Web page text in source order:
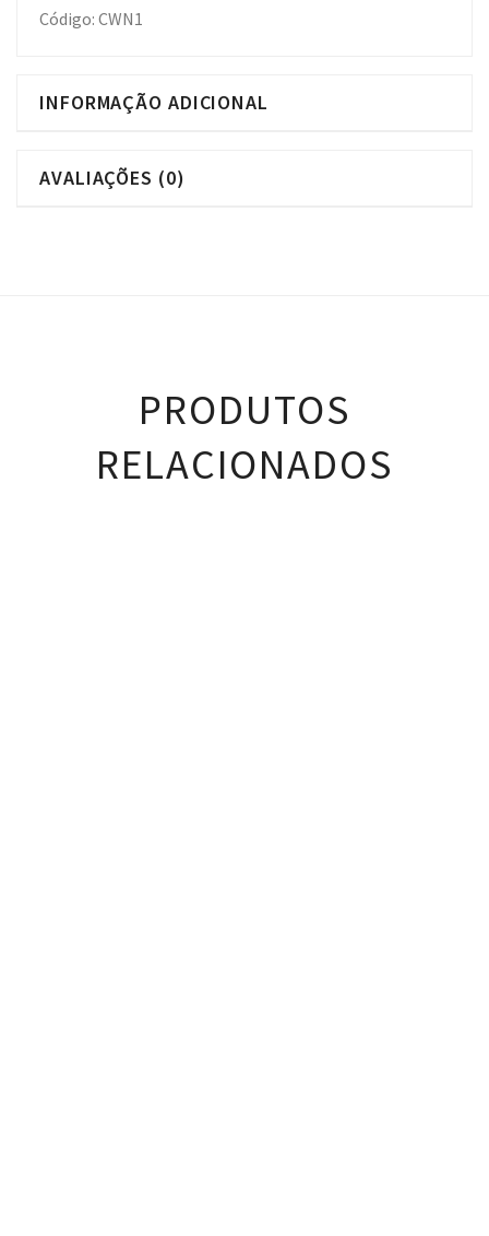
Código: CWN1
INFORMAÇÃO ADICIONAL
AVALIAÇÕES (0)
PRODUTOS
RELACIONADOS